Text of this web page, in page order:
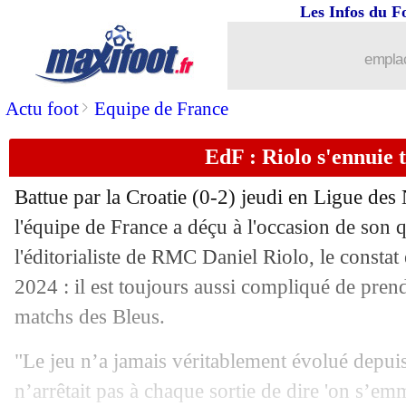
Actu foot> Equipe de France
Les Infos du
EdF : Riolo s'ennuie
Battue par la Croatie (0-2) jeudi en Ligue des
l'équipe de France a déçu à l'occasion de son
l'éditorialiste de RMC Daniel Riolo, le constat
2024 : il est toujours aussi compliqué de
matchs des Bleus.
"Le jeu n’a jamais véritablement évolué
n’arrêtait pas à chaque sortie de dire 'on
: Kepa définitivement vendu
21/03 CdM 2026: l'Algérie s'impose,
21/03 Italie: Calafiori quitte le
: Mamardashvili prévient
21/03 Lille: David discute avec trois clubs
21/03 Italie: Donnarumma optimiste avant
21/03 PSG : l'Arabie Saoudite veut Barcola
21/03 Bologne: Castro veut signer à l'Inter